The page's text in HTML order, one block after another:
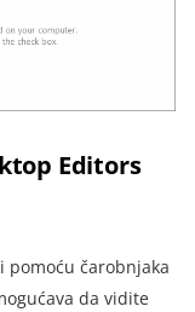
Editors
čarobnjaka
da vidite